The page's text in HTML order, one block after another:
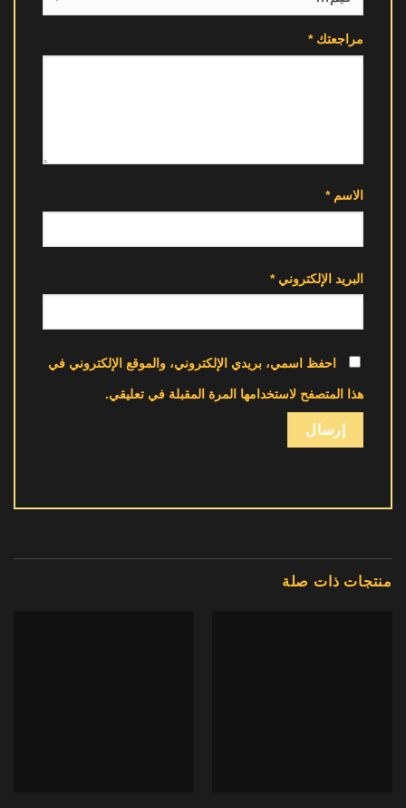
مراجعتك*
الاسم*
البريد الإلكتروني*
احفظ اسمي، بريدي الإلكتروني، والموقع الإلكتروني في
هذا المتصفح لاستخدامها المرة المقبلة في تعليقي.
منتجات ذات صلة